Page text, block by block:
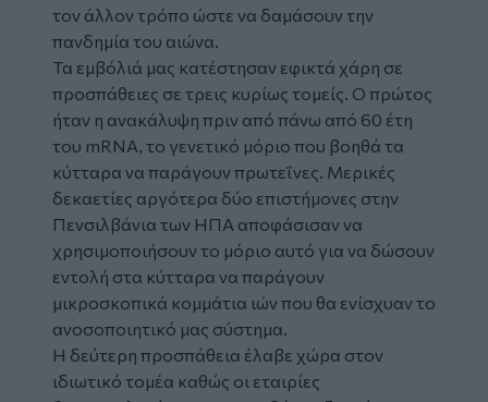
τον άλλον τρόπο ώστε να δαμάσουν την
πανδημία του αιώνα.
Τα εμβόλιά μας κατέστησαν εφικτά χάρη σε
προσπάθειες σε τρεις κυρίως τομείς. Ο πρώτος
ήταν η ανακάλυψη πριν από πάνω από 60 έτη
του mRNA, το γενετικό μόριο που βοηθά τα
κύτταρα να παράγουν πρωτεΐνες. Μερικές
δεκαετίες αργότερα δύο επιστήμονες στην
Πενσιλβάνια των ΗΠΑ αποφάσισαν να
χρησιμοποιήσουν το μόριο αυτό για να δώσουν
εντολή στα κύτταρα να παράγουν
μικροσκοπικά κομμάτια ιών που θα ενίσχυαν το
ανοσοποιητικό μας σύστημα.
Η δεύτερη προσπάθεια έλαβε χώρα στον
ιδιωτικό τομέα καθώς οι εταιρίες